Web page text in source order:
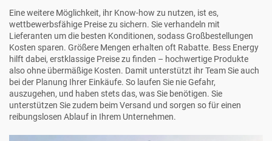
Eine weitere Möglichkeit, ihr Know-how zu nutzen, ist es,
wettbewerbsfähige Preise zu sichern. Sie verhandeln mit
Lieferanten um die besten Konditionen, sodass Großbestellungen
Kosten sparen. Größere Mengen erhalten oft Rabatte. Bess Energy
hilft dabei, erstklassige Preise zu finden – hochwertige Produkte
also ohne übermäßige Kosten. Damit unterstützt ihr Team Sie auch
bei der Planung Ihrer Einkäufe. So laufen Sie nie Gefahr,
auszugehen, und haben stets das, was Sie benötigen. Sie
unterstützen Sie zudem beim Versand und sorgen so für einen
reibungslosen Ablauf in Ihrem Unternehmen.